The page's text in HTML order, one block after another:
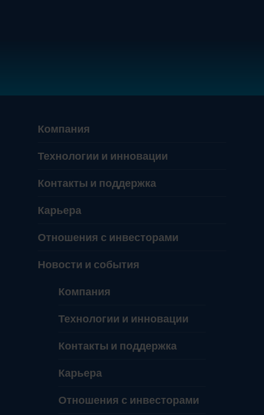
Компания
Технологии и инновации
Контакты и поддержка
Карьера
Отношения с инвесторами
Новости и события
Компания
Технологии и инновации
Контакты и поддержка
Карьера
Отношения с инвесторами